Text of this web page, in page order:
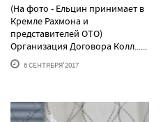
(На фото - Ельцин принимает в
Кремле Рахмона и
представителей ОТО)
Организация Договора Колл......
6 СЕНТЯБРЯ'2017